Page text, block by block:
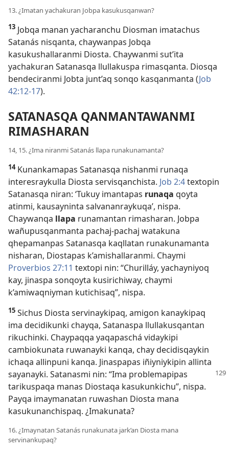
13. ¿Imatan yachakuran Jobpa kasukusqanwan?
13 Jobqa manan yacharanchu Diosman imatachus
Satanás nisqanta, chaywanpas Jobqa
kasukushallaranmi Diosta. Chaywanmi sut’ita
yachakuran Satanasqa llullakuspa rimasqanta. Diosqa
bendeciranmi Jobta junt’aq sonqo kasqanmanta (Job
42:12-17).
SATANASQA QANMANTAWANMI
RIMASHARAN
14, 15. ¿Ima niranmi Satanás llapa runakunamanta?
14Kunankamapas Satanasqa nishanmi runaqa
interesraykulla Diosta servisqanchista. Job 2:4textopin
Satanasqa niran: ‘Tukuy imantapas runaqa qoyta
atinmi, kausayninta salvananraykuqa’, nispa.
Chaywanqa llapa runamantan rimasharan. Jobpa
wañupusqanmanta pachaj-pachaj watakuna
qhepamanpas Satanasqa kaqllatan runakunamanta
nisharan, Diostapas k’amishallaranmi. Chaymi
Proverbios 27:11 textopi nin: “Churilláy, yachayniyoq
kay, jinaspa sonqoyta kusirichiway, chaymi
k’amiwaqniyman kutichisaq”, nispa.
15 Sichus Diosta servinaykipaq, amigon kanaykipaq
ima decidikunki chayqa, Satanaspa llullakusqantan
rikuchinki. Chaypaqqa yaqapaschá vidaykipi
cambiokunata ruwanayki kanqa, chay decidisqaykin
ichaqa allinpuni kanqa. Jinaspapas iñiyniykipin allinta
sayanayki. Satanasmi nin: “Ima problemapipas
tarikuspaqa manas Diostaqa kasukunkichu”, nispa.
Payqa imaymanatan ruwashan Diosta mana
kasukunanchispaq. ¿Imakunata?
16. ¿Imaynatan Satanás runakunata jark’an Diosta mana
servinankupaq?